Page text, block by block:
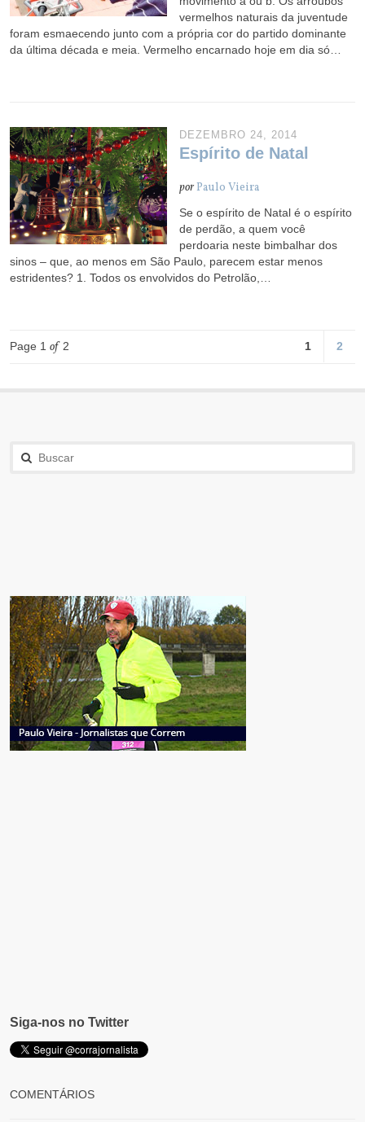
vermelhos naturais da juventude
foram esmaecendo junto com a própria cor do partido dominante
da última década e meia. Vermelho encarnado hoje em dia só…
DEZEMBRO 24, 2014
Espírito de Natal
porPaulo Vieira
Se o espírito de Natal é o espírito
de perdão, a quem você
perdoaria neste bimbalhar dos
sinos – que, ao menos em São Paulo, parecem estar menos
estridentes? 1. Todos os envolvidos do Petrolão,…
Page 1of2 1 2
Siga-nos no Twitter
COMENTÁRIOS